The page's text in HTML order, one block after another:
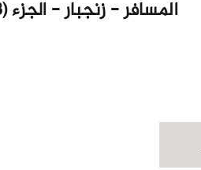
المسافر - زنجبار - الجزء (3)